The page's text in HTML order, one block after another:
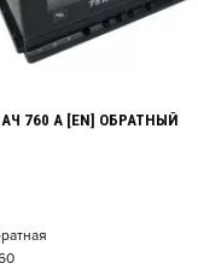
АЧ 760 А [EN] ОБРАТНЫЙ